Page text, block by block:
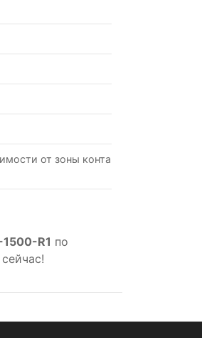
от зоны контакта со
R1 по